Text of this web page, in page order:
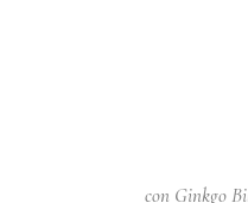
con Ginkgo